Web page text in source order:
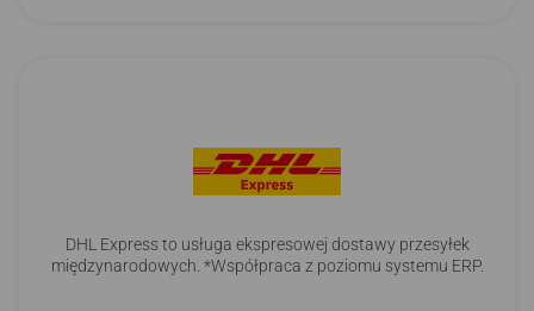
DHL Express to usługa ekspresowej dostawy przesyłek
międzynarodowych. *Współpraca z poziomu systemu ERP.